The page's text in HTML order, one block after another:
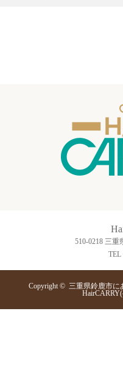
510-0218 三重
TEL
Copyright © 三重県鈴鹿市に